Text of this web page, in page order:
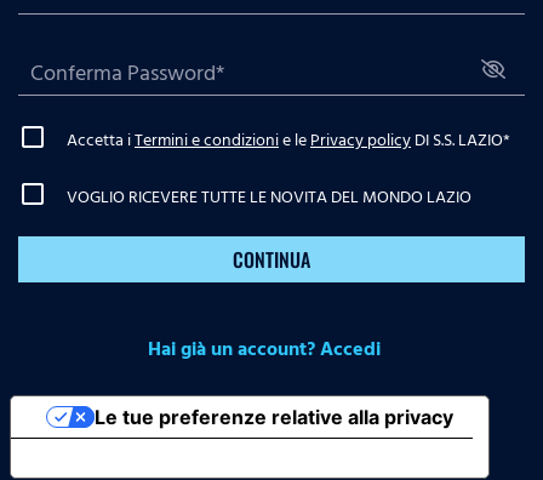
Accetta iTermini e condizionie lePrivacy policyDI S.S. LAZIO*
VOGLIO RICEVERE TUTTE LE NOVITA DEL MONDO LAZIO
CONTINUA
Hai già un account? Accedi
Le tue preferenze relative alla privacy